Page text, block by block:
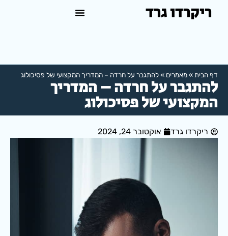
ריקרדו גרד
דף הבית »מאמרים »להתגבר על חרדה – המדריך המקצועי של פסיכולוג
להתגבר על חרדה – המדריך
המקצועי של פסיכולוג
ריקרדו גרד אוקטובר 24, 2024